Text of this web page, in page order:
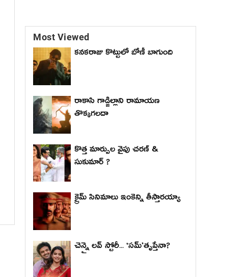
Most Viewed
కనకరాజు కొట్టులో బోణీ బాగుంది
రాకాసి గాడ్జిల్లాని రామాయణ
తొక్కగలదా
కొత్త మార్పుల వైపు చరణ్ &
సుకుమార్ ?
క్రైమ్ సినిమాలు ఇంకెన్ని తీస్తారయ్యా
చెన్నై లవ్ స్టోరీ... ‘సమ్’తృప్తేనా?